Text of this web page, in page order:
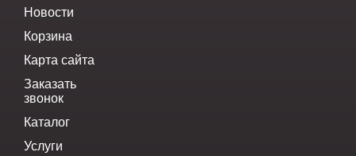
Новости
Корзина
Карта сайта
Заказать
звонок
Каталог
Услуги